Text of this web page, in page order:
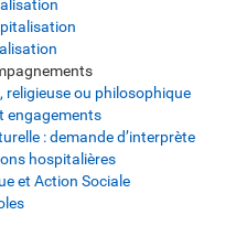
religieuse ou philosophique
engagements
: demande d’interprète
hospitalières
et Action Sociale